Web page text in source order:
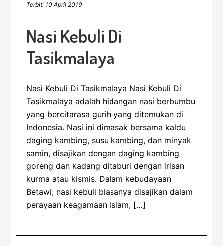
Terbit: 10 April 2019
Nasi Kebuli Di
Tasikmalaya
Nasi Kebuli Di Tasikmalaya Nasi Kebuli Di
Tasikmalaya adalah hidangan nasi berbumbu
yang bercitarasa gurih yang ditemukan di
Indonesia. Nasi ini dimasak bersama kaldu
daging kambing, susu kambing, dan minyak
samin, disajikan dengan daging kambing
goreng dan kadang ditaburi dengan irisan
kurma atau kismis. Dalam kebudayaan
Betawi, nasi kebuli biasanya disajikan dalam
perayaan keagamaan Islam, […]